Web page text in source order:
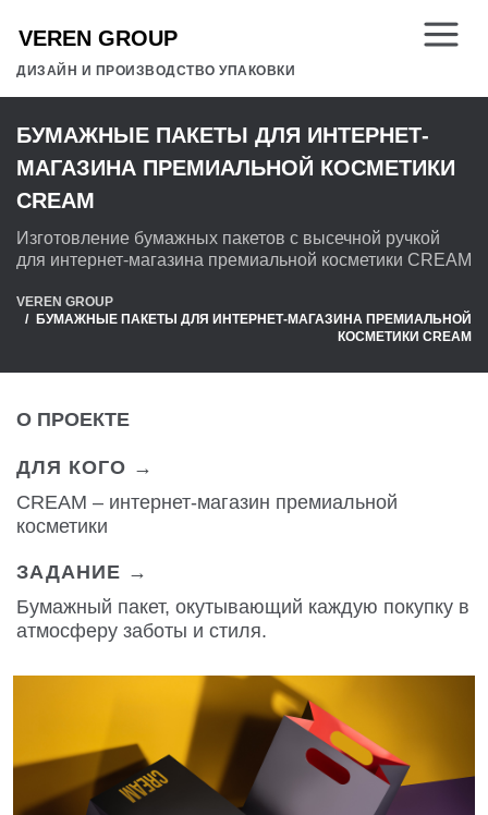
ДИЗАЙН И ПРОИЗВОДСТВО УПАКОВКИ
БУМАЖНЫЕ ПАКЕТЫ ДЛЯ ИНТЕРНЕТ-
МАГАЗИНА ПРЕМИАЛЬНОЙ КОСМЕТИКИ
CREAM
Изготовление бумажных пакетов с высечной ручкой
для интернет-магазина премиальной косметики CREAM
VEREN GROUP
БУМАЖНЫЕ ПАКЕТЫ ДЛЯ ИНТЕРНЕТ-МАГАЗИНА ПРЕМИАЛЬНОЙ
КОСМЕТИКИ CREAM
О ПРОЕКТЕ
ДЛЯ КОГО →
CREAM – интернет-магазин премиальной
косметики
ЗАДАНИЕ →
Бумажный пакет, окутывающий каждую покупку в
атмосферу заботы и стиля.